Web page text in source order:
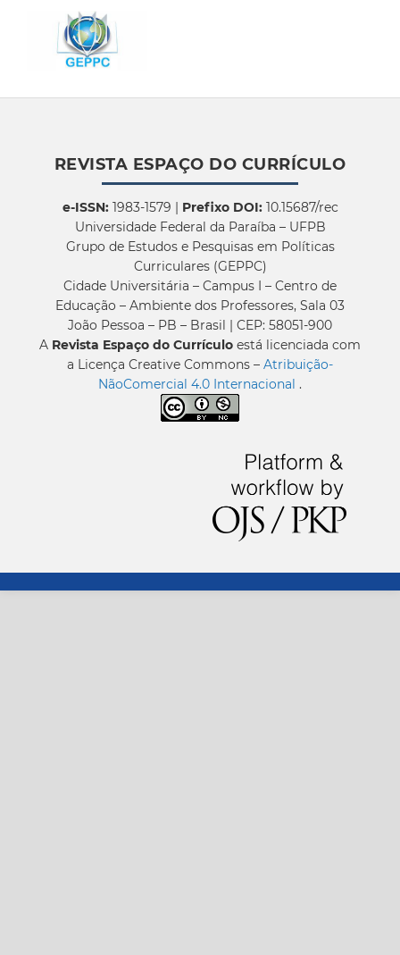
REVISTA ESPAÇO DO CURRÍCULO
e-ISSN:1983-1579 | Prefixo DOI:10.15687/rec
Universidade Federal da Paraíba – UFPB
Grupo de Estudos e Pesquisas em Políticas
Curriculares (GEPPC)
Cidade Universitária – Campus I – Centro de
Educação – Ambiente dos Professores, Sala 03
João Pessoa – PB – Brasil | CEP: 58051-900
A Revista Espaço do Currículo está licenciada com
a Licença Creative Commons – Atribuição-
NãoComercial 4.0 Internacional .